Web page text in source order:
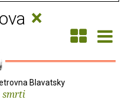
×
Blavatsky